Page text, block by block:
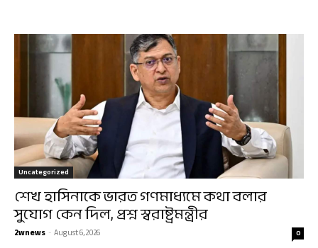
Uncategorized
শেখ হাসিনাকে ভারত গণমাধ্যমে কথা বলার
সুযোগ কেন দিল, প্রশ্ন স্বরাষ্ট্রমন্ত্রীর
2wnews -August 6, 2026 0